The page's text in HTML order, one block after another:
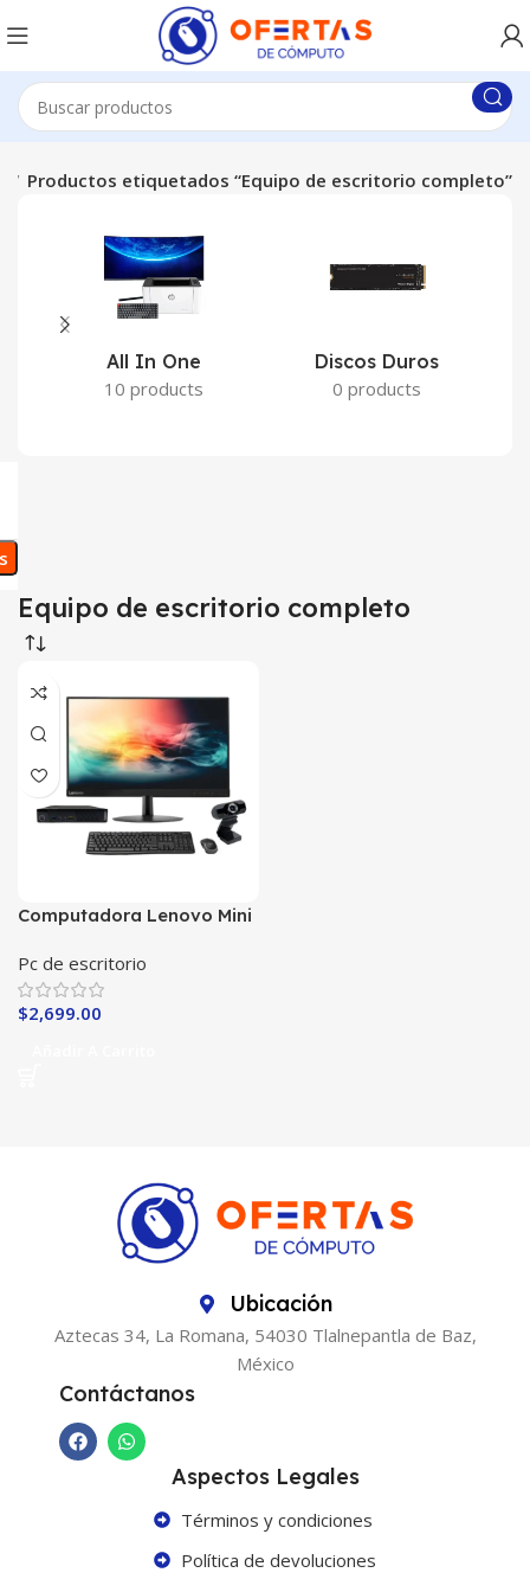
Productos etiquetados “Equipo de escritorio completo”
All In One
10 products
Discos Duros
0 products
Equipo de escritorio completo
Computadora Lenovo Mini
Pc de escritorio
$2,699.00
Ubicación
Aztecas 34, La Romana, 54030 Tlalnepantla de Baz,
México
Contáctanos
Aspectos Legales
Términos y condiciones
Política de devoluciones